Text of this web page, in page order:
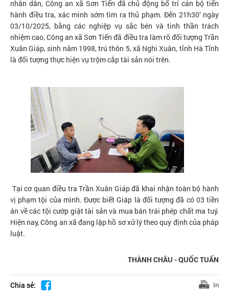
nhân dân, Công an xã Sơn Tiến đã chủ động bố trí cán bộ tiến
hành điều tra, xác minh sớm tìm ra thủ phạm. Đến 21h30’ ngày
03/10/2025, bằng các nghiệp vụ sắc bén và tinh thần trách
nhiệm cao, Công an xã Sơn Tiến đã điều tra làm rõ đối tượng Trần
Xuân Giáp, sinh năm 1998, trú thôn 5, xã Nghi Xuân, tỉnh Hà Tĩnh
là đối tượng thực hiện vụ trộm cắp tài sản nói trên.
Tại cơ quan điều tra Trần Xuân Giáp đã khai nhận toàn bộ hành
vị phạm tội của mình. Được biết Giáp là đối tượng đã có 03 tiền
án về các tội cướp giật tài sản và mua bán trái phép chất ma tuý.
Hiện nay, Công an xã đang lập hồ sơ xử lý theo quy định của pháp
luật.
THÀNH CHÂU - QUỐC TUẤN
Chia sẻ: In